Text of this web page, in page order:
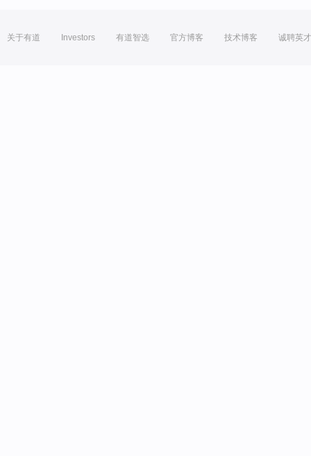
关于有道 Investors 有道智选 官方博客 技术博客 诚聘英才